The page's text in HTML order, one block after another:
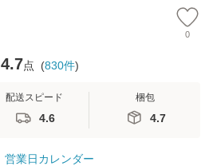
0
4.7点 (830件)
配送スピード
4.6
梱包
4.7
営業日カレンダー